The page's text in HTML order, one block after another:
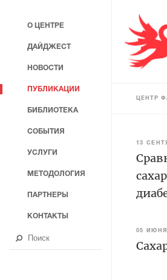
ЦЕНТР
13
05
О ЦЕНТРЕ
ДАЙДЖЕСТ
НОВОСТИ
ПУБЛИКАЦИИ
БИБЛИОТЕКА
СОБЫТИЯ
УСЛУГИ
МЕТОДОЛОГИЯ
ПАРТНЕРЫ
КОНТАКТЫ